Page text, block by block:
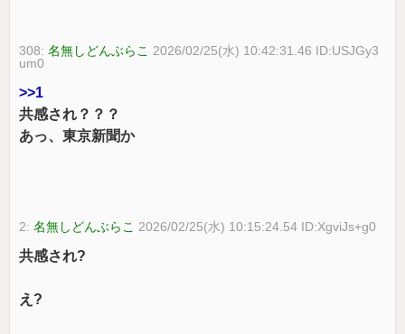
308:名無しどんぶらこ 2026/02/25(水) 10:42:31.46 ID:USJGy3
um0
>>1
共感され？？？
あっ、東京新聞か
2:名無しどんぶらこ 2026/02/25(水) 10:15:24.54 ID:XgviJs+g0
共感され?
え?